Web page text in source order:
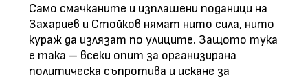
Само смачканите и изплашени поданици на
Захариев и Стойков нямат нито сила, нито
кураж да излязат по улиците. Защото тука
е така – всеки опит за организирана
политическа съпротива и искане за